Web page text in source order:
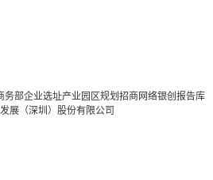
务部企业选址产业园区规划 招商网络银创报告库
展（深圳）股份有限公司